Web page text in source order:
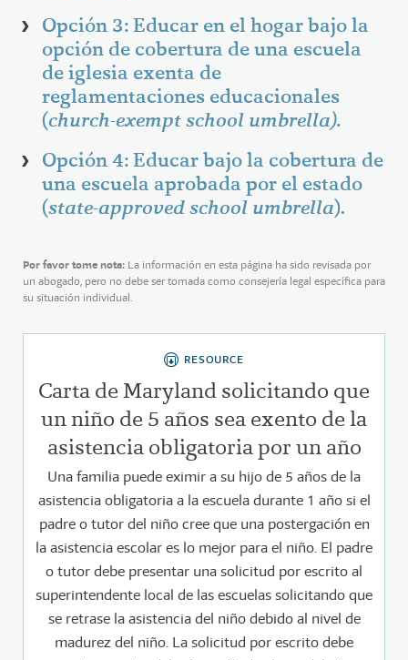
Opción 3: Educar en el hogar bajo la
opción de cobertura de una escuela
de iglesia exenta de
reglamentaciones educacionales
(church-exempt school umbrella).
Opción 4: Educar bajo la cobertura de
una escuela aprobada por el estado
(state-approved school umbrella).
Por favor tome nota: La información en esta página ha sido revisada por
un abogado, pero no debe ser tomada como consejería legal específica para
su situación individual.
RESOURCE
Carta de Maryland solicitando que
un niño de 5 años sea exento de la
asistencia obligatoria por un año
Una familia puede eximir a su hijo de 5 años de la
asistencia obligatoria a la escuela durante 1 año si el
padre o tutor del niño cree que una postergación en
la asistencia escolar es lo mejor para el niño. El padre
o tutor debe presentar una solicitud por escrito al
superintendente local de las escuelas solicitando que
se retrase la asistencia del niño debido al nivel de
madurez del niño. La solicitud por escrito debe